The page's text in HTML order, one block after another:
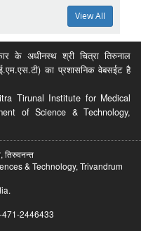
View All
के अधीनस्थ श्री चित्रा तिरुनाल
का प्रशासनिक वेबसईट है
Tirunal Institute for Medical
of Science & Technology,
तिरुवनन्त
& Technology, Trivandrum
2446433